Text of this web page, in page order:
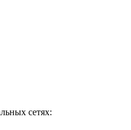
сетях: